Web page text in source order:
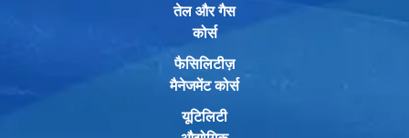
तेल और गैस
कोर्स
फैसिलिटीज़
मैनेजमेंट कोर्स
यूटिलिटी